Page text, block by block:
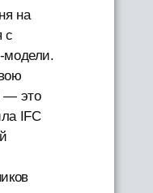
на
с
модели.
— это
IFC